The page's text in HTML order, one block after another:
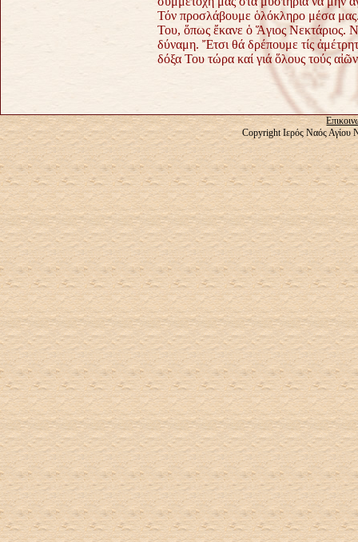
Τόν προσλάβουμε ὁλόκληρο μέσα
Του, ὅπως ἔκανε ὁ Ἅγιος Νεκτάριος.
δύναμη. Ἔτσι θά δρέπουμε τίς
δόξα Του τώρα καί γιά ὅλους τούς
Copyright Ιερός Ναός Αγίου